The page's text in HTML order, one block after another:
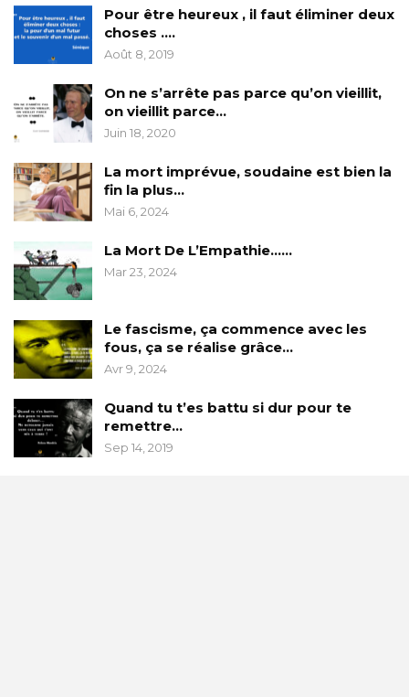
Pour être heureux , il faut éliminer deux
choses ….
Août 8, 2019
On ne s’arrête pas parce qu’on vieillit,
on vieillit parce…
Juin 18, 2020
La mort imprévue, soudaine est bien la
fin la plus…
Mai 6, 2024
La Mort De L’Empathie……
Mar 23, 2024
Le fascisme, ça commence avec les
fous, ça se réalise grâce…
Avr 9, 2024
Quand tu t’es battu si dur pour te
remettre…
Sep 14, 2019